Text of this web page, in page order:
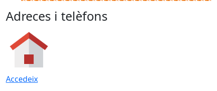
Adreces i telèfons
Accedeix